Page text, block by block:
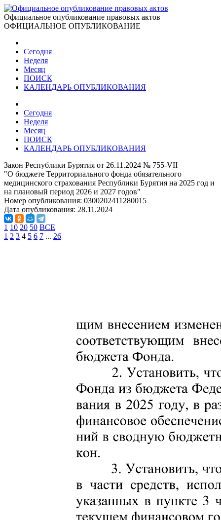
Официальное опубликование правовых актов
ОФИЦИАЛЬНОЕ ОПУБЛИКОВАНИЕ
Сегодня
Неделя
Месяц
ПОИСК
КАЛЕНДАРЬ ОПУБЛИКОВАНИЯ
Сегодня
Неделя
Месяц
ПОИСК
КАЛЕНДАРЬ ОПУБЛИКОВАНИЯ
Закон Республики Бурятия от 26.11.2024 № 755-VII
"О бюджете Территориального фонда обязательного
медицинского страхования Республики Бурятия на 2025 год и
на плановый период 2026 и 2027 годов"
Номер опубликования: 0300202411280015
Дата опубликования: 28.11.2024
1 10 20 50 ВСЕ
1 2 3 4 5 6 7 ... 26